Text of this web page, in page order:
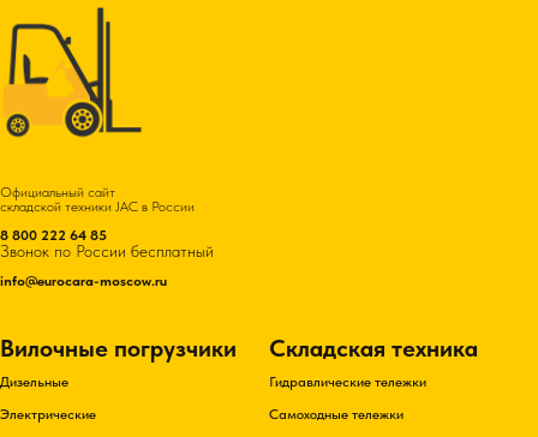
Официальный сайт
складской техники JAC в России
8 800 222 64 85
Звонок по России бесплатный
info@eurocara-moscow.ru
Вилочные погрузчики
Дизельные
Электрические
Складская техника
Гидравлические тележки
Самоходные тележки